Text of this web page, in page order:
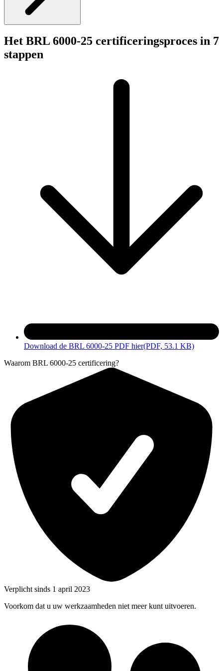
Het BRL 6000-25 certificeringsproces in 7
stappen
Download de BRL 6000-25 PDF hier(PDF, 53.1 KB)
Waarom BRL 6000-25 certificering?
Verplicht sinds 1 april 2023
Voorkom dat u uw werkzaamheden niet meer kunt uitvoeren.